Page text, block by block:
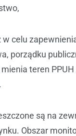
celu
porządku
teren PPUH
są na
Obszar